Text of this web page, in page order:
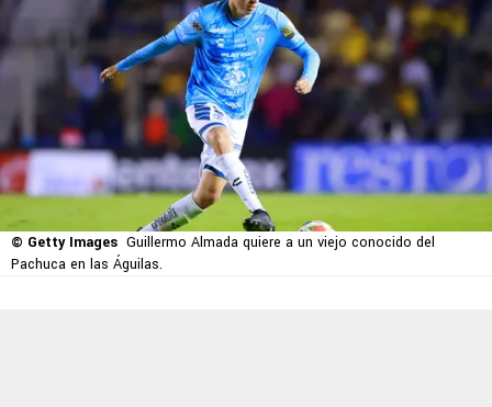
© Getty Images Guillermo Almada quiere a un viejo conocido del
Pachuca en las Águilas.